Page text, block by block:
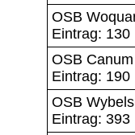
OSB
Eintrag: 130
OSB Canum
Eintrag: 190
OSB
Eintrag: 393